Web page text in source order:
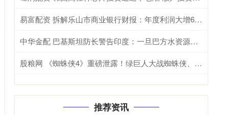
易富配资 拆解乐山市商业银行财报：年度利润大增68%，是否可持续？
中华金配 巴基斯坦防长警告印度：一旦巴方水资源安全受到威胁，肯定与印度开战
股粮网 《蜘蛛侠4》重磅泄露！绿巨人大战蜘蛛侠、梅姨回归
推荐资讯